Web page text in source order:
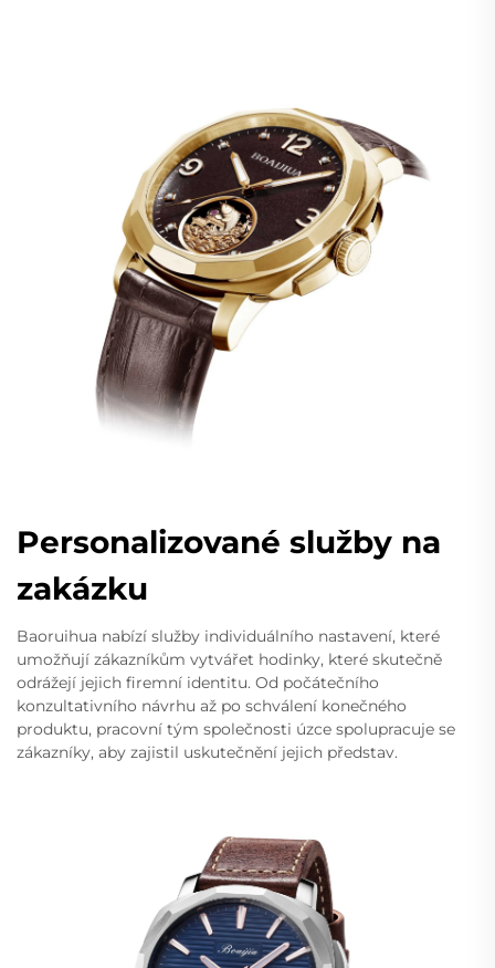
Personalizované služby na
zakázku
Baoruihua nabízí služby individuálního nastavení, které
umožňují zákazníkům vytvářet hodinky, které skutečně
odrážejí jejich firemní identitu. Od počátečního
konzultativního návrhu až po schválení konečného
produktu, pracovní tým společnosti úzce spolupracuje se
zákazníky, aby zajistil uskutečnění jejich představ.